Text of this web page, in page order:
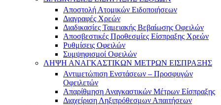
Αποστολή Ατομικών Ειδοποιήσεων
Διαγραφές Χρεών
Διαδικασίες Ταμειακής Βεβαίωσης Οφειλών
Αποσβεστικές Προθεσμίες Είσπραξης Χρεών
Ρυθμίσεις Οφειλών
Συμψηφισμοί Οφειλών
ΛΗΨΗ ΑΝΑΓΚΑΣΤΙΚΩΝ ΜΕΤΡΩΝ ΕΙΣΠΡΑΞΗΣ
Αντιμετώπιση Ενστάσεων – Προσφυγών
Οφειλετών
Απαρίθμηση Αναγκαστικών Μέτρων Είσπραξης
Διαχείριση Ληξιπρόθεσμων Απαιτήσεων